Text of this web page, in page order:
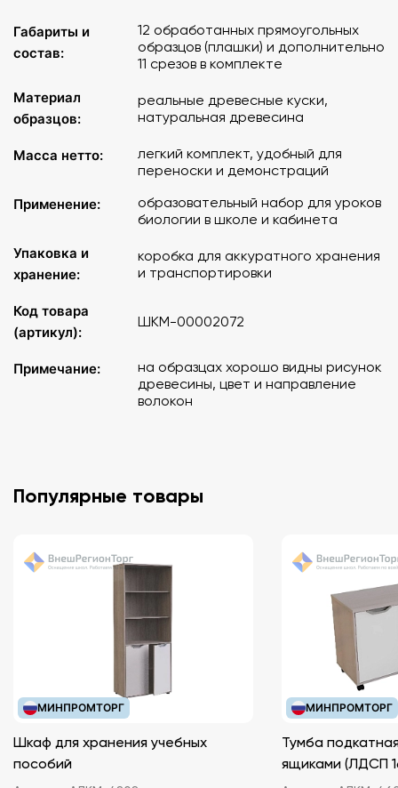
Габариты и
состав:
12 обработанных прямоугольных
образцов (плашки) и дополнительно
11 срезов в комплекте
Материал
образцов:
реальные древесные куски,
натуральная древесина
Масса нетто:
легкий комплект, удобный для
переноски и демонстраций
Применение:
образовательный набор для уроков
биологии в школе и кабинета
Упаковка и
хранение:
коробка для аккуратного хранения
и транспортировки
Код товара
(артикул):
ШКМ-00002072
Примечание:
на образцах хорошо видны рисунок
древесины, цвет и направление
волокон
Популярные товары
МИНПРОМТОРГ
Шкаф для хранения учебных
пособий
МИНПРОМТОРГ
Тумба
ящиками